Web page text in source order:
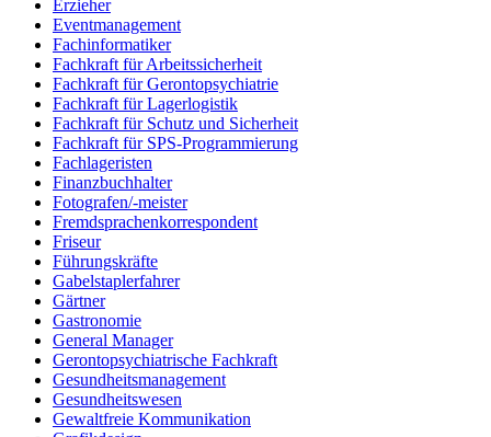
Erzieher
Eventmanagement
Fachinformatiker
Fachkraft für Arbeitssicherheit
Fachkraft für Gerontopsychiatrie
Fachkraft für Lagerlogistik
Fachkraft für Schutz und Sicherheit
Fachkraft für SPS-Programmierung
Fachlageristen
Finanzbuchhalter
Fotografen/-meister
Fremdsprachenkorrespondent
Friseur
Führungskräfte
Gabelstaplerfahrer
Gärtner
Gastronomie
General Manager
Gerontopsychiatrische Fachkraft
Gesundheitsmanagement
Gesundheitswesen
Gewaltfreie Kommunikation